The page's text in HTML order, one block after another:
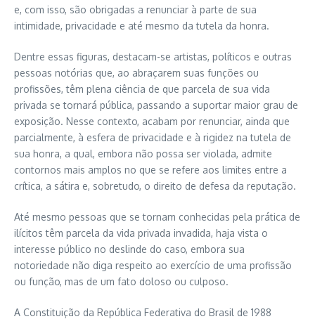
e, com isso, são obrigadas a renunciar à parte de sua
intimidade, privacidade e até mesmo da tutela da honra.
Dentre essas figuras, destacam-se artistas, políticos e outras
pessoas notórias que, ao abraçarem suas funções ou
profissões, têm plena ciência de que parcela de sua vida
privada se tornará pública, passando a suportar maior grau de
exposição. Nesse contexto, acabam por renunciar, ainda que
parcialmente, à esfera de privacidade e à rigidez na tutela de
sua honra, a qual, embora não possa ser violada, admite
contornos mais amplos no que se refere aos limites entre a
crítica, a sátira e, sobretudo, o direito de defesa da reputação.
Até mesmo pessoas que se tornam conhecidas pela prática de
ilícitos têm parcela da vida privada invadida, haja vista o
interesse público no deslinde do caso, embora sua
notoriedade não diga respeito ao exercício de uma profissão
ou função, mas de um fato doloso ou culposo.
A Constituição da República Federativa do Brasil de 1988